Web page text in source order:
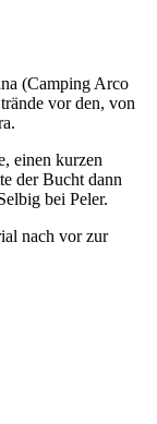
(Camping Arco
vor den, von
einen kurzen
der Bucht dann
bei Peler.
nach vor zur